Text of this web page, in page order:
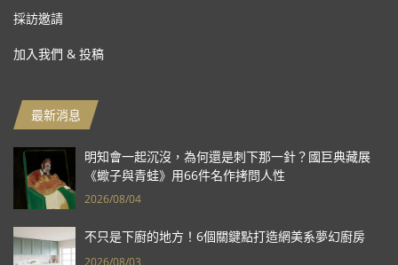
採訪邀請
加入我們 & 投稿
最新消息
明知會一起沉沒，為何還是刺下那一針？國巨典藏展
《蠍子與青蛙》用66件名作拷問人性
2026/08/04
不只是下廚的地方！6個關鍵點打造網美系夢幻廚房
2026/08/03